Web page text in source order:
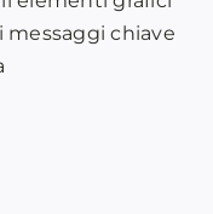
messaggi chiave